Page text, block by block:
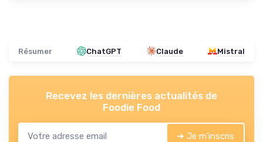
Résumer ChatGPT Claude Mistral
Recevez les dernières actualités de
Foodie Food
➔ Je m'inscris